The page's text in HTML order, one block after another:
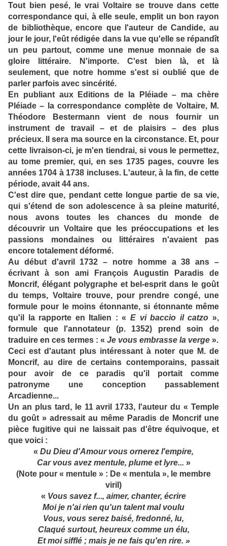
Tout bien pesé, le vrai Voltaire se trouve dans cette
correspondance qui, à elle seule, emplit un bon rayon
de bibliothèque, encore que l'auteur de Candide, au
jour le jour, l'eût rédigée dans la vue qu'elle se répandît
un peu partout, comme une menue monnaie de sa
gloire littéraire. N'importe. C'est bien là, et là
seulement, que notre homme s'est si oublié que de
parler parfois avec sincérité.
En publiant aux Editions de la Pléiade – ma chère
Pléiade – la correspondance complète de Voltaire, M.
Théodore Bestermann vient de nous fournir un
instrument de travail – et de plaisirs – des plus
précieux. Il sera ma source en la circonstance. Et, pour
cette livraison-ci, je m'en tiendrai, si vous le permettez,
au tome premier, qui, en ses 1735 pages, couvre les
années 1704 à 1738 incluses. L'auteur, à la fin, de cette
période, avait 44 ans.
C'est dire que, pendant cette longue partie de sa vie,
qui s'étend de son adolescence à sa pleine maturité,
nous avons toutes les chances du monde de
découvrir un Voltaire que les préoccupations et les
passions mondaines ou littéraires n'avaient pas
encore totalement déformé.
Au début d'avril 1732 – notre homme a 38 ans –
écrivant à son ami François Augustin Paradis de
Moncrif, élégant polygraphe et bel-esprit dans le goût
du temps, Voltaire trouve, pour prendre congé, une
formule pour le moins étonnante, si étonnante même
qu'il la rapporte en Italien : «E vi baccio il catzo »,
formule que l'annotateur (p. 1352) prend soin de
traduire en ces termes : « Je vous embrasse la verge ».
Ceci est d'autant plus intéressant à noter que M. de
Moncrif, au dire de certains contemporains, passait
pour avoir de ce paradis qu'il portait comme
patronyme une conception passablement
Arcadienne...
Un an plus tard, le 11 avril 1733, l'auteur du « Temple
du goût » adressait au même Paradis de Moncrif une
pièce fugitive qui ne laissait pas d'être équivoque, et
que voici :
« Du Dieu d'Amour vous ornerez l'empire,
Car vous avez mentule, plume et lyre... »
(Note pour « mentule » : De « mentula », le membre
viril)
« Vous savez f..., aimer, chanter, écrire
Moi je n'ai rien qu'un talent mal voulu
Vous, vous serez baisé, fredonné, lu,
Claqué surtout, heureux comme un élu,
Et moi sifflé ; mais je ne fais qu'en rire. »